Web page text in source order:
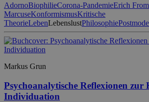
AdornoBiophilieCorona-PandemieErich
MarcuseKonformismusKritische
TheorieLebenLebenslustPhilosophie
Markus Grun
Psychoanalytische Reflexionen zur
Individuation